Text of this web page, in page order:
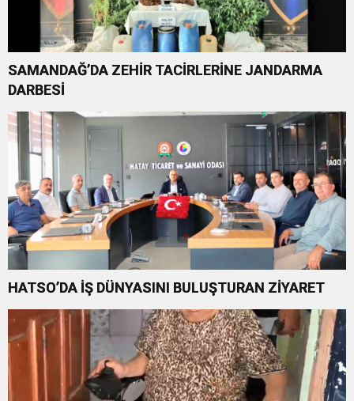
SAMANDAĞ’DA ZEHİR TACİRLERİNE JANDARMA
DARBESİ
HATSO’DA İŞ DÜNYASINI BULUŞTURAN ZİYARET